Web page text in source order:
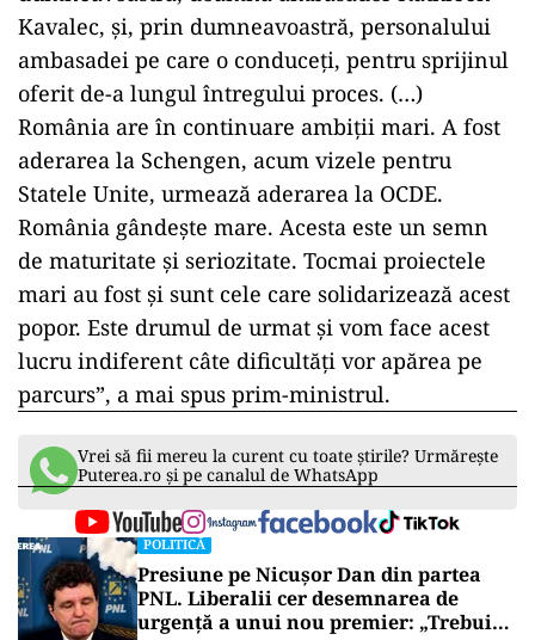
Kavalec, şi, prin dumneavoastră, personalului
ambasadei pe care o conduceţi, pentru sprijinul
oferit de-a lungul întregului proces. (…)
România are în continuare ambiţii mari. A fost
aderarea la Schengen, acum vizele pentru
Statele Unite, urmează aderarea la OCDE.
România gândeşte mare. Acesta este un semn
de maturitate şi seriozitate. Tocmai proiectele
mari au fost şi sunt cele care solidarizează acest
popor. Este drumul de urmat şi vom face acest
lucru indiferent câte dificultăţi vor apărea pe
parcurs”, a mai spus prim-ministrul.
Vrei să fii mereu la curent cu toate știrile? Urmărește
Puterea.ro și pe canalul de WhatsApp
POLITICĂ
Presiune pe Nicușor Dan din partea
PNL. Liberalii cer desemnarea de
urgență a unui nou premier: „Trebuie